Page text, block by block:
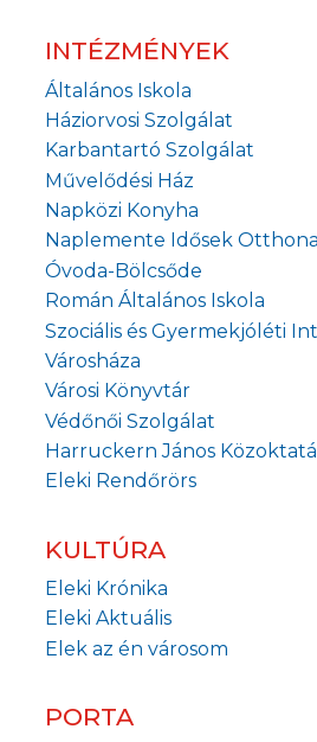
INTÉZMÉNYEK
Általános Iskola
Háziorvosi Szolgálat
Karbantartó Szolgálat
Művelődési Ház
Napközi Konyha
Naplemente Idősek Otthona
Óvoda-Bölcsőde
Román Általános Iskola
Szociális és Gyermekjóléti
Városháza
Városi Könyvtár
Védőnői Szolgálat
Harruckern János
Eleki Rendőrörs
KULTÚRA
Eleki Krónika
Eleki Aktuális
Elek az én városom
PORTA